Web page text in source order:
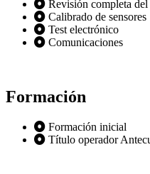
Revisión completa
Calibrado de sensores
Test electrónico
Comunicaciones
Formación
Formación inicial
Título operador